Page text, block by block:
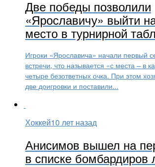
Две победы позволили
«Ярославичу» выйти
место в турнирной
Игроки «Ярославича» начали первый
встречи, что называется «с места – в
четыре безответных очка. При этом
две доигровки и поставили...
Хоккей10 лет назад
Анисимов вышел на
в списке бомбардиров